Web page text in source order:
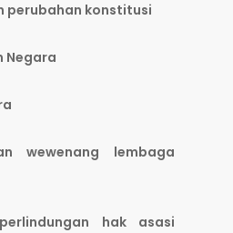
perubahan konstitusi
Negara
wewenang lembaga
hak asasi